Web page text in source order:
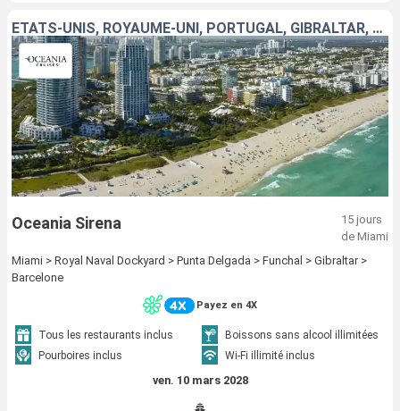
ÉTATS-UNIS, ROYAUME-UNI, PORTUGAL, GIBRALTAR, ESPAGNE
Oceania Sirena
15 jours
de Miami
Miami > Royal Naval Dockyard > Punta Delgada > Funchal > Gibraltar >
Barcelone
Payez en 4X
Tous les restaurants inclus
Boissons sans alcool illimitées
Pourboires inclus
Wi-Fi illimité inclus
ven. 10 mars 2028